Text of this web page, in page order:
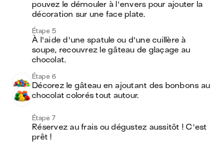
pouvez le démouler à l'envers pour ajouter la
décoration sur une face plate.
Étape 5
À l'aide d'une spatule ou d'une cuillère à
soupe, recouvrez le gâteau de glaçage au
chocolat.
Étape 6
Décorez le gâteau en ajoutant des bonbons au
chocolat colorés tout autour.
Étape 7
Réservez au frais ou dégustez aussitôt ! C'est
prêt !